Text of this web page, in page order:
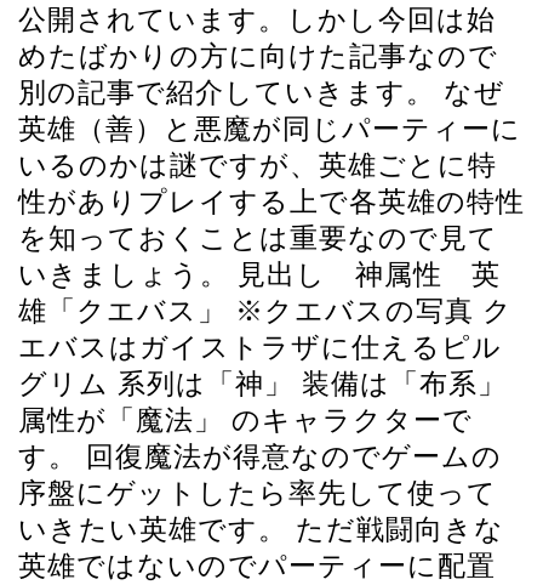
公開されています。しかし今回は始
めたばかりの方に向けた記事なので
別の記事で紹介していきます。 なぜ
英雄（善）と悪魔が同じパーティーに
いるのかは謎ですが、英雄ごとに特
性がありプレイする上で各英雄の特性
を知っておくことは重要なので見て
いきましょう。 見出し 神属性 英
雄「クエバス」 ※クエバスの写真 ク
エバスはガイストラザに仕えるピル
グリム 系列は「神」 装備は「布系」
属性が「魔法」 のキャラクターで
す。 回復魔法が得意なのでゲームの
序盤にゲットしたら率先して使って
いきたい英雄です。 ただ戦闘向きな
英雄ではないのでパーティーに配置